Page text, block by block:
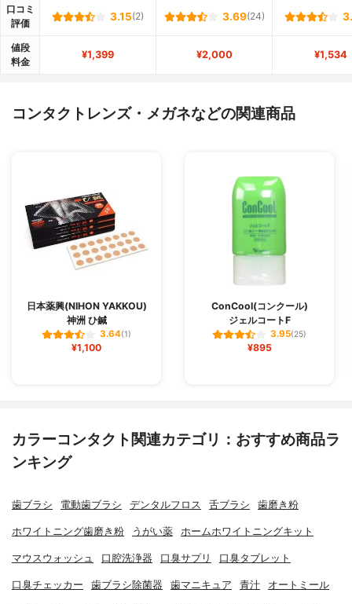
口コミ
評価
3.15(2) 3.69(24)
値段
料金
¥1,399 ¥2,000 ¥1,534
コンタクトレンズ・メガネなどの関連商品
日本薬興(NIHON YAKKOU)
神洲 ひ鍼
3.64(1)
¥1,100
ConCool(コンクール)
ジェルコートF
3.95(25)
¥895
カラーコンタクト関連カテゴリ：おすすめ商品ラ
ンキング
歯ブラシ 電動歯ブラシ デンタルフロス 舌ブラシ 歯磨き粉
ホワイトニング歯磨き粉 うがい薬 ホームホワイトニングキット
マウスウォッシュ 口腔洗浄器 口臭サプリ 口臭タブレット
口臭チェッカー 歯ブラシ除菌器 歯マニキュア 青汁 オートミール